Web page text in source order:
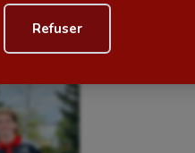
Refuser
Outdoor
Parkour
Patinage artistique